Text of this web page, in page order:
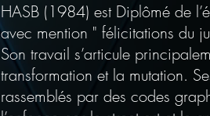
HASB (1984) est Diplômé de
avec mention " félicitations du
Son travail s’articule
transformation et la mutation.
rassemblés par des codes